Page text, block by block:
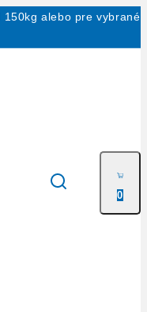
150kg alebo pre vybrané
0